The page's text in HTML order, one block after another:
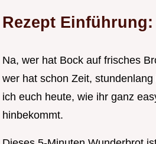
Rezept
Na, wer hat Bock auf frisches
wer hat schon Zeit,
ich euch heute, wie ihr ganz
hinbekommt.